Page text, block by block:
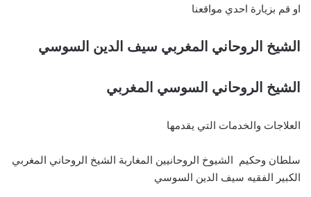
او قم بزيارة احدي مواقعنا
الشيخ الروحاني المغربي سيف الدين السوسي
الشيخ الروحاني السوسي المغربي
العلاجات والخدمات التي يقدمها
سلطان وحكيم الشيوخ الروحانيين المغاربة الشيخ الروحاني المغربي
الكبير الفقيه سيف الدين السوسي